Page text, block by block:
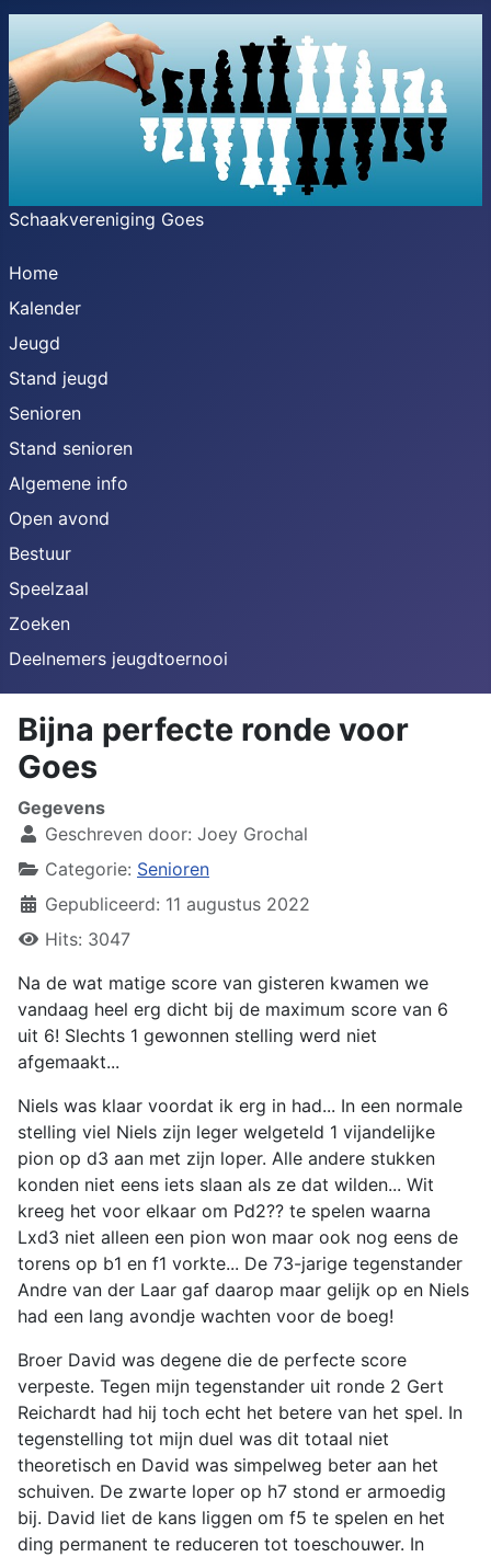
Schaakvereniging Goes
Home
Kalender
Jeugd
Stand jeugd
Senioren
Stand senioren
Algemene info
Open avond
Bestuur
Speelzaal
Zoeken
Deelnemers jeugdtoernooi
Bijna perfecte ronde voor
Goes
Gegevens
Geschreven door: Joey Grochal
Categorie: Senioren
Gepubliceerd: 11 augustus 2022
Hits: 3047
Na de wat matige score van gisteren kwamen we
vandaag heel erg dicht bij de maximum score van 6
uit 6! Slechts 1 gewonnen stelling werd niet
afgemaakt...
Niels was klaar voordat ik erg in had... In een normale
stelling viel Niels zijn leger welgeteld 1 vijandelijke
pion op d3 aan met zijn loper. Alle andere stukken
konden niet eens iets slaan als ze dat wilden... Wit
kreeg het voor elkaar om Pd2?? te spelen waarna
Lxd3 niet alleen een pion won maar ook nog eens de
torens op b1 en f1 vorkte... De 73-jarige tegenstander
Andre van der Laar gaf daarop maar gelijk op en Niels
had een lang avondje wachten voor de boeg!
Broer David was degene die de perfecte score
verpeste. Tegen mijn tegenstander uit ronde 2 Gert
Reichardt had hij toch echt het betere van het spel. In
tegenstelling tot mijn duel was dit totaal niet
theoretisch en David was simpelweg beter aan het
schuiven. De zwarte loper op h7 stond er armoedig
bij. David liet de kans liggen om f5 te spelen en het
ding permanent te reduceren tot toeschouwer. In